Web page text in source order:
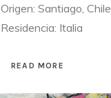
Origen: Santiago, Chile
Residencia: Italia
READ MORE